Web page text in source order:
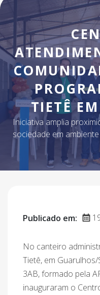
TIETÊ
Iniciativa amplia
sociedade em
Publicado em:
No canteiro
Tietê, em
3AB, formado pela
inauguraram o